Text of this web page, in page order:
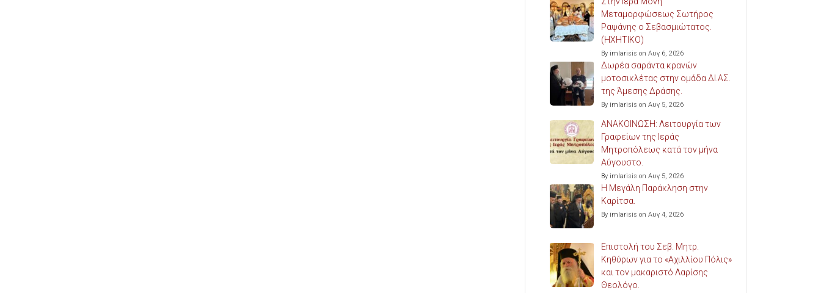
Μεταμορφώσεως Σωτήρος
Ραψάνης ο Σεβασμιώτατος.
(ΗΧΗΤΙΚΟ)
By imlarisis on Αυγ 6, 2026
Δωρέα σαράντα κρανών
μοτοσικλέτας στην ομάδα ΔΙ.ΑΣ.
της Άμεσης Δράσης.
By imlarisis on Αυγ 5, 2026
ΑΝΑΚΟΙΝΩΣΗ: Λειτουργία των
Γραφείων της Ιεράς
Μητροπόλεως κατά τον μήνα
Αύγουστο.
By imlarisis on Αυγ 5, 2026
Η Μεγάλη Παράκληση στην
Καρίτσα.
By imlarisis on Αυγ 4, 2026
Επιστολή του Σεβ. Μητρ.
Κηθύρων για το «Αχιλλίου Πόλις»
και τον μακαριστό Λαρίσης
Θεολόγο.